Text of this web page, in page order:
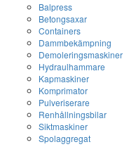
Balpress
Betongsaxar
Containers
Dammbekämpning
Demoleringsmaskiner
Hydraulhammare
Kapmaskiner
Komprimator
Pulveriserare
Renhållningsbilar
Siktmaskiner
Spolaggregat